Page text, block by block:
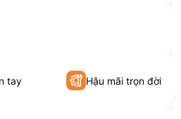
tay Hậu mãi trọn đời